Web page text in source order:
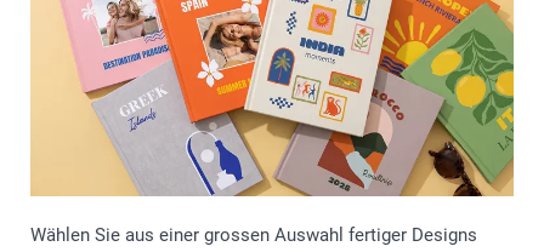
Wählen Sie aus einer grossen Auswahl fertiger Designs